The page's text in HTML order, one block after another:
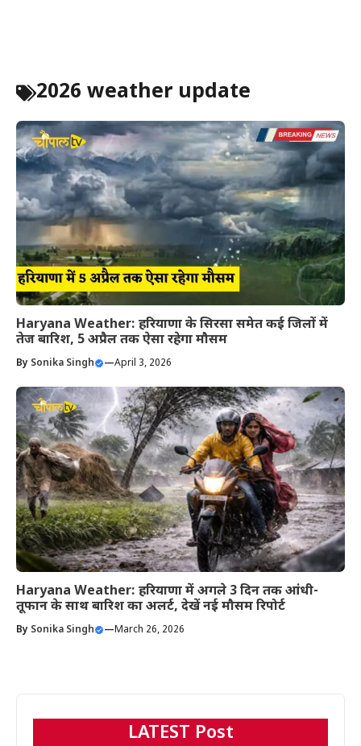
2026 weather update
Haryana Weather: हरियाणा के सिरसा समेत कई जिलों में
तेज बारिश, 5 अप्रैल तक ऐसा रहेगा मौसम
By Sonika Singh —April 3, 2026
Haryana Weather: हरियाणा में अगले 3 दिन तक आंधी-
तूफान के साथ बारिश का अलर्ट, देखें नई मौसम रिपोर्ट
By Sonika Singh —March 26, 2026
LATEST Post